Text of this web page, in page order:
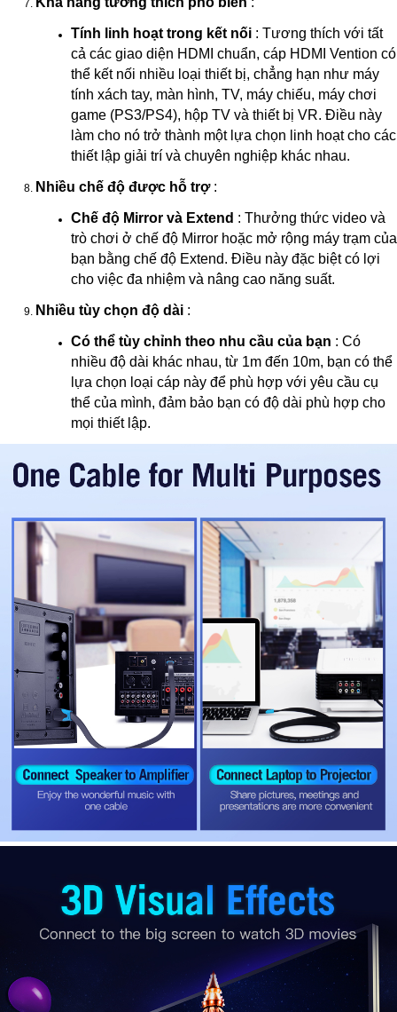
Tính linh hoạt trong kết nối : Tương thích với tất
cả các giao diện HDMI chuẩn, cáp HDMI Vention có
thể kết nối nhiều loại thiết bị, chẳng hạn như máy
tính xách tay, màn hình, TV, máy chiếu, máy chơi
game (PS3/PS4), hộp TV và thiết bị VR. Điều này
làm cho nó trở thành một lựa chọn linh hoạt cho các
thiết lập giải trí và chuyên nghiệp khác nhau.
Nhiều chế độ được hỗ trợ:
Chế độ Mirror và Extend : Thưởng thức video và
trò chơi ở chế độ Mirror hoặc mở rộng máy trạm của
bạn bằng chế độ Extend. Điều này đặc biệt có lợi
cho việc đa nhiệm và nâng cao năng suất.
Nhiều tùy chọn độ dài :
Có thể tùy chỉnh theo nhu cầu của bạn : Có
nhiều độ dài khác nhau, từ 1m đến 10m, bạn có thể
lựa chọn loại cáp này để phù hợp với yêu cầu cụ
thể của mình, đảm bảo bạn có độ dài phù hợp cho
mọi thiết lập.